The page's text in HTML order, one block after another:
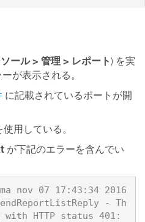
ール > 管理 > レポート) を実
が表示される。
に記載されているポートが開
用している。
が下記のエラーを含んでい
nov 07 17:43:34 2016
- Th
HTTP status 401: